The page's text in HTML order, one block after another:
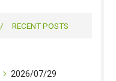
RECENT POSTS
2026/07/29